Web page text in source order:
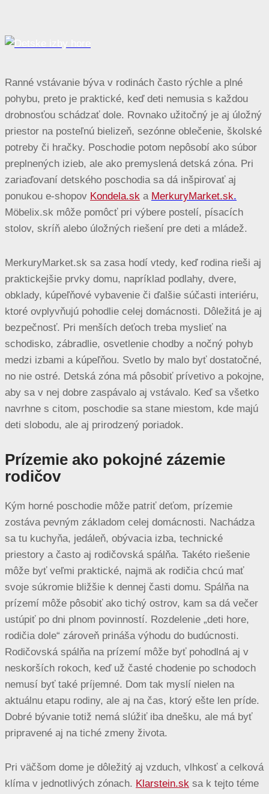
Ranné vstávanie býva v rodinách často rýchle a plné
pohybu, preto je praktické, keď deti nemusia s každou
drobnosťou schádzať dole. Rovnako užitočný je aj úložný
priestor na posteľnú bielizeň, sezónne oblečenie, školské
potreby či hračky. Poschodie potom nepôsobí ako súbor
preplnených izieb, ale ako premyslená detská zóna. Pri
zariaďovaní detského poschodia sa dá inšpirovať aj
ponukou e-shopov Kondela.sk a MerkuryMarket.sk.
Möbelix.sk môže pomôcť pri výbere postelí, písacích
stolov, skríň alebo úložných riešení pre deti a mládež.
MerkuryMarket.sk sa zasa hodí vtedy, keď rodina rieši aj
praktickejšie prvky domu, napríklad podlahy, dvere,
obklady, kúpeľňové vybavenie či ďalšie súčasti interiéru,
ktoré ovplyvňujú pohodlie celej domácnosti. Dôležitá je aj
bezpečnosť. Pri menších deťoch treba myslieť na
schodisko, zábradlie, osvetlenie chodby a nočný pohyb
medzi izbami a kúpeľňou. Svetlo by malo byť dostatočné,
no nie ostré. Detská zóna má pôsobiť prívetivo a pokojne,
aby sa v nej dobre zaspávalo aj vstávalo. Keď sa všetko
navrhne s citom, poschodie sa stane miestom, kde majú
deti slobodu, ale aj prirodzený poriadok.
Prízemie ako pokojné zázemie
rodičov
Kým horné poschodie môže patriť deťom, prízemie
zostáva pevným základom celej domácnosti. Nachádza
sa tu kuchyňa, jedáleň, obývacia izba, technické
priestory a často aj rodičovská spálňa. Takéto riešenie
môže byť veľmi praktické, najmä ak rodičia chcú mať
svoje súkromie bližšie k dennej časti domu. Spálňa na
prízemí môže pôsobiť ako tichý ostrov, kam sa dá večer
ustúpiť po dni plnom povinností. Rozdelenie „deti hore,
rodičia dole“ zároveň prináša výhodu do budúcnosti.
Rodičovská spálňa na prízemí môže byť pohodlná aj v
neskorších rokoch, keď už časté chodenie po schodoch
nemusí byť také príjemné. Dom tak myslí nielen na
aktuálnu etapu rodiny, ale aj na čas, ktorý ešte len príde.
Dobré bývanie totiž nemá slúžiť iba dnešku, ale má byť
pripravené aj na tiché zmeny života.
Pri väčšom dome je dôležitý aj vzduch, vlhkosť a celková
klíma v jednotlivých zónach. Klarstein.sk sa k tejto téme